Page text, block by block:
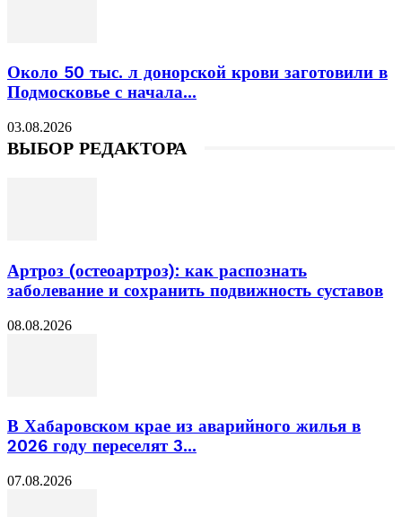
Около 50 тыс. л донорской крови заготовили в
Подмосковье с начала...
03.08.2026
ВЫБОР РЕДАКТОРА
Артроз (остеоартроз): как распознать
заболевание и сохранить подвижность суставов
08.08.2026
В Хабаровском крае из аварийного жилья в
2026 году переселят 3...
07.08.2026